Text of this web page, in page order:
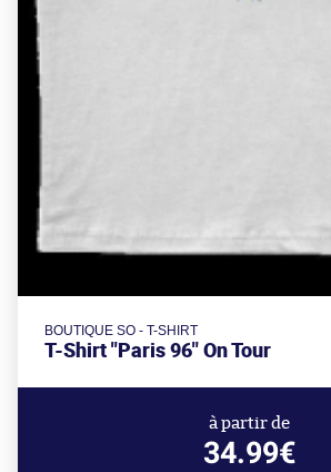
BOUTIQUE SO - T-SHIRT
T-Shirt "Paris 96" On Tour
à partir de
34.99€